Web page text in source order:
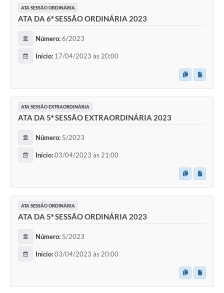
ATA SESSÃO ORDINÁRIA
ATA DA 6ª SESSÃO ORDINÁRIA 2023
Número:6/2023
Início: 17/04/2023 às 20:00
ATA SESSÃO EXTRAORDINÁRIA
ATA DA 5ª SESSÃO EXTRAORDINÁRIA 2023
Número: 5/2023
Início:03/04/2023 às 21:00
ATA SESSÃO ORDINÁRIA
ATA DA 5ª SESSÃO ORDINÁRIA 2023
Número: 5/2023
Início:03/04/2023 às 20:00